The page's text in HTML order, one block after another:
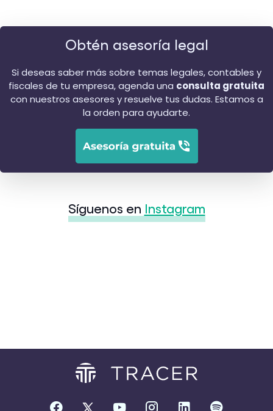
Obtén asesoría legal
Si deseas saber más sobre temas legales, contables y
fiscales de tu empresa, agenda una consulta gratuita
con nuestros asesores y resuelve tus dudas. Estamos a
la orden para ayudarte.
Síguenos en Instagram